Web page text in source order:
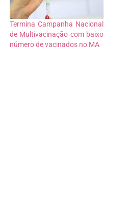
Termina Campanha Nacional
de Multivacinação com baixo
número de vacinados no MA